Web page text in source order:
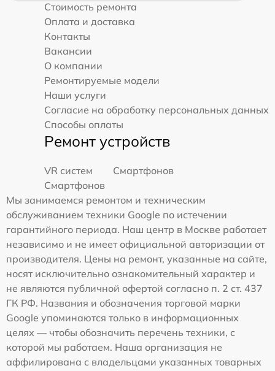
Стоимость ремонта
Оплата и доставка
Контакты
Вакансии
О компании
Ремонтируемые модели
Наши услуги
Согласие на обработку персональных данных
Способы оплаты
Ремонт устройств
VR систем
Смартфонов
Смартфонов
Мы занимаемся ремонтом и техническим
обслуживанием техники Google по истечении
гарантийного периода. Наш центр в Москве работает
независимо и не имеет официальной авторизации от
производителя. Цены на ремонт, указанные на сайте,
носят исключительно ознакомительный характер и
не являются публичной офертой согласно п. 2 ст. 437
ГК РФ. Названия и обозначения торговой марки
Google упоминаются только в информационных
целях — чтобы обозначить перечень техники, с
которой мы работаем. Наша организация не
аффилирована с владельцами указанных товарных